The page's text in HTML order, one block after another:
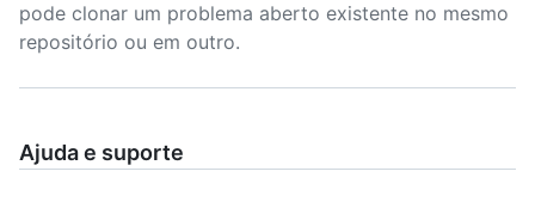
pode clonar um problema aberto existente no mesmo
repositório ou em outro.
Ajuda e suporte